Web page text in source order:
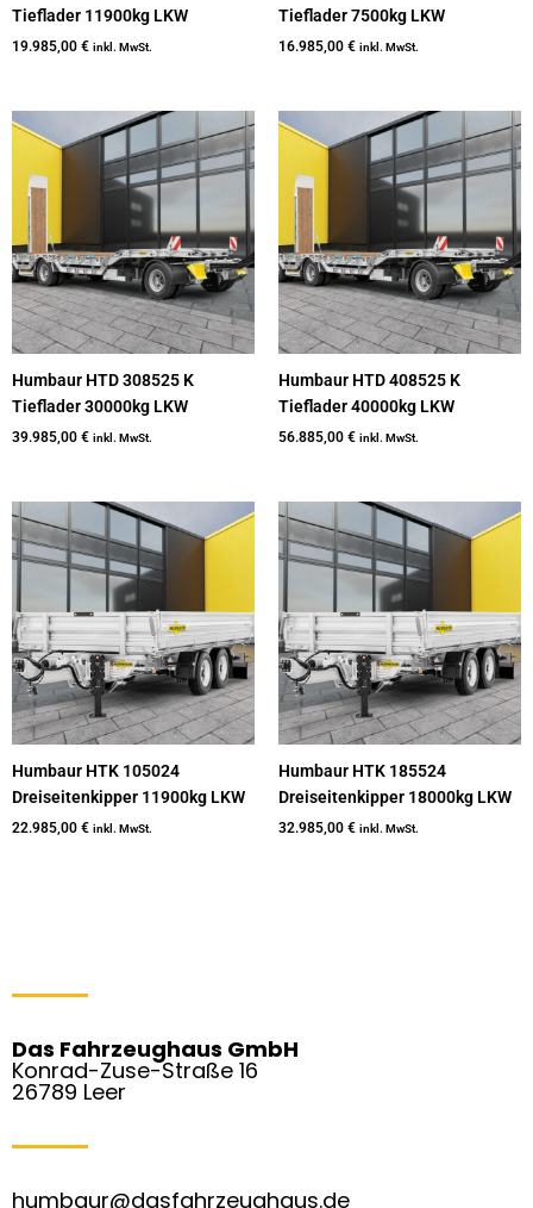
Tieflader 11900kg LKW
19.985,00 € inkl. MwSt.
Tieflader 7500kg LKW
16.985,00 € inkl. MwSt.
Humbaur HTD 308525 K
Tieflader 30000kg LKW
39.985,00 € inkl. MwSt.
Humbaur HTD 408525 K
Tieflader 40000kg LKW
56.885,00 € inkl. MwSt.
Humbaur HTK 105024
Dreiseitenkipper 11900kg LKW
22.985,00 € inkl. MwSt.
Humbaur HTK 185524
Dreiseitenkipper 18000kg LKW
32.985,00 € inkl. MwSt.
Das Fahrzeughaus GmbH
Konrad-Zuse-Straße 16
26789 Leer
humbaur@dasfahrzeughaus.de